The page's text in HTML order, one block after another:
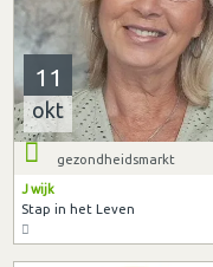
11
okt
gezondheidsmarkt
J wijk
Stap in het Leven